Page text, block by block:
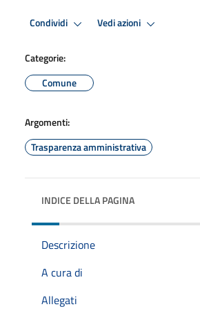
Condividi Vedi azioni
Categorie:
Comune
Argomenti:
Trasparenza amministrativa
INDICE DELLA PAGINA
Descrizione
A cura di
Allegati